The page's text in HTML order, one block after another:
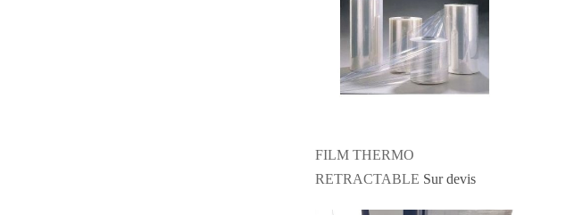
FILM THERMO
RETRACTABLE Sur devis